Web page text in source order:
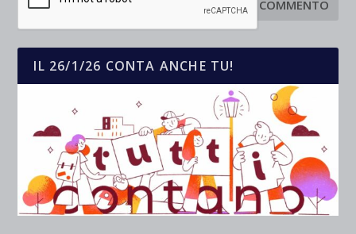
IL 26/1/26 CONTA ANCHE TU!